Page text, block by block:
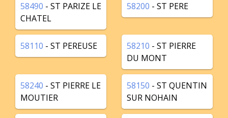
58490 - ST PARIZE LE
CHATEL
58200 - ST PERE
58110 - ST PEREUSE 58210 - ST PIERRE
DU MONT
58240 - ST PIERRE LE
MOUTIER
58150 - ST QUENTIN
SUR NOHAIN